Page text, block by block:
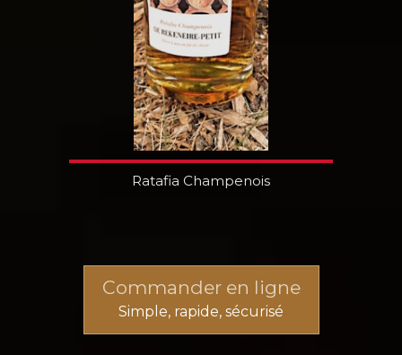
Ratafia Champenois
Commander en ligne
Simple, rapide, sécurisé